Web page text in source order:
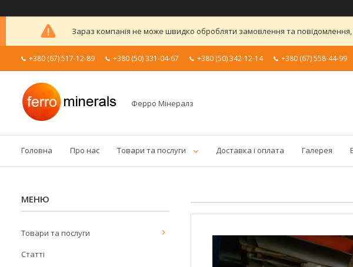
Зараз компанія не може швидко обробляти замовлення та
+380 (67) 517-12-89 +380 (50) 331-04-67 +380 (50) 342-12-14 +380 (67) 558-44-99
Ферро Мінералз
Головна Про нас Товари та послуги Доставка і оплата Галерея
Товари та послуги
Статті